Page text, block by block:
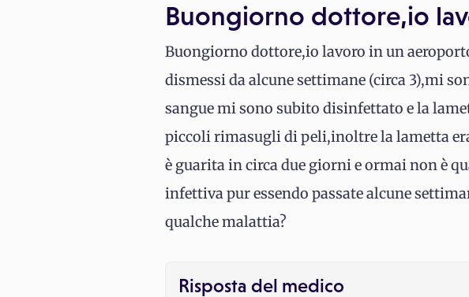
Buongiorno dottore,io
Buongiorno dottore,io lavoro in un
dismessi da alcune settimane (circa 3),mi
sangue mi sono subito disinfettato e la
piccoli rimasugli di peli,inoltre la lametta
è guarita in circa due giorni e ormai non è
infettiva pur essendo passate alcune
qualche malattia?
Risposta del medico